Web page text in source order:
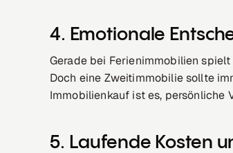
4. Emotionale
Gerade bei Ferienimmobilien
Doch eine Zweitimmobilie sollte
Immobilienkauf ist es, persönliche
5. Laufende Kosten